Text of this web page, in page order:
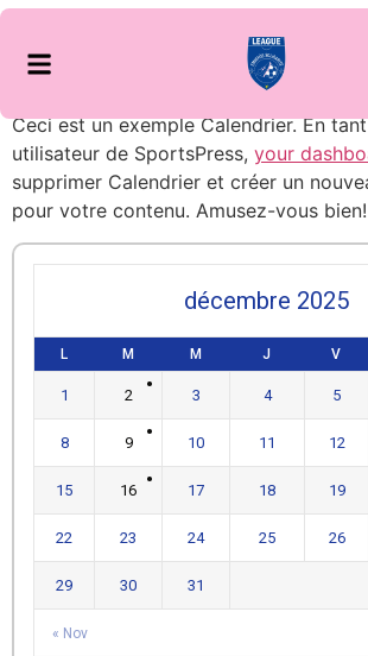
Ceci est un exemple Calendrier. En
utilisateur de SportsPress, your
supprimer Calendrier et créer un
pour votre contenu. Amusez-vous bien!
décembre 2025
L M M J V
« Nov
1 2 3 4 5
8 9 10 11 12
15 16 17 18 19
22 23 24 25 26
29 30 31